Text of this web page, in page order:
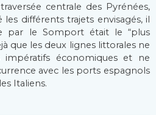
centrale des Pyrénées,
différents trajets envisagés, il
par le Somport était le “plus
que les deux lignes littorales ne
économiques et ne
avec les ports espagnols
Italiens.